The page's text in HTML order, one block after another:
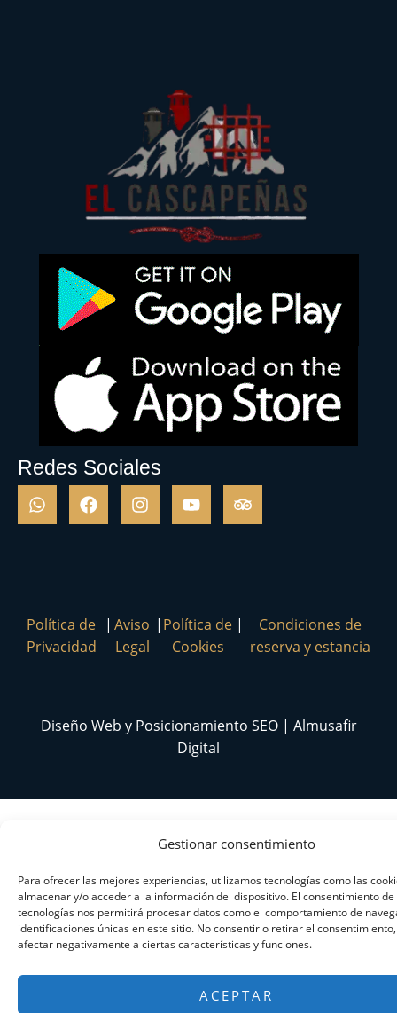
Gestionar consentimiento
Para ofrecer las mejores experiencias, utilizamos tecnologías como las
almacenar y/o acceder a la información del dispositivo. El consentimiento de
tecnologías nos permitirá procesar datos como el comportamiento de
identificaciones únicas en este sitio. No consentir o retirar el
afectar negativamente a ciertas características y funciones.
ACEPTAR
Redes Sociales
Política de
Privacidad
| Aviso
Legal
| Política de
Cookies
|
Condiciones de
reserva y estancia
Diseño Web y Posicionamiento SEO | Almusafir
Digital